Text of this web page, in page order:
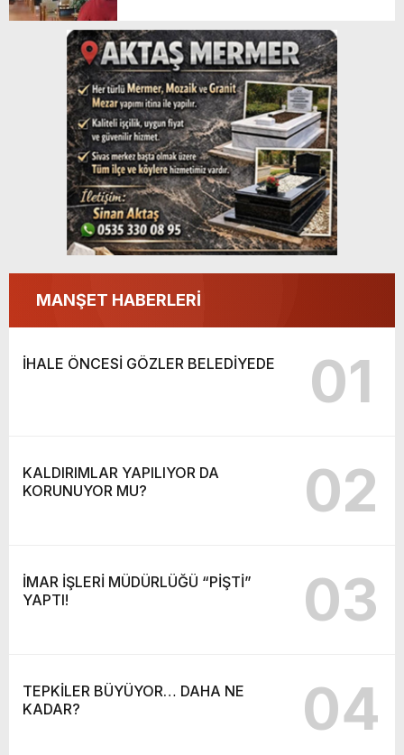
MANŞET HABERLERİ
İHALE ÖNCESİ GÖZLER BELEDİYEDE 01
KALDIRIMLAR YAPILIYOR DA
KORUNUYOR MU?
02
İMAR İŞLERİ MÜDÜRLÜĞÜ “PİŞTİ”
YAPTI!
03
TEPKİLER BÜYÜYOR… DAHA NE
KADAR?
04